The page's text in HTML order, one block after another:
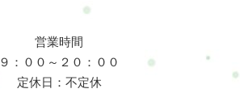
営業時間
９：００～２０：００
定休日：不定休